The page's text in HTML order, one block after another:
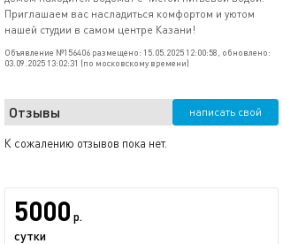
Приглашаем вас насладиться комфортом и уютом
нашей студии в самом центре Казани!
Объявление №156406 размещено: 15.05.2025 12:00:58, обновлено:
03.09.2025 13:02:31 (по московскому времени)
Отзывы написать свой
К сожалению отзывов пока нет.
5000 р.
сутки